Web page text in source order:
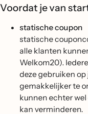
Voordat je van
statische coupon
statische
alle klanten
Welkom20).
deze gebruiken
gemakkelijker te
kunnen echter
kan verminderen.